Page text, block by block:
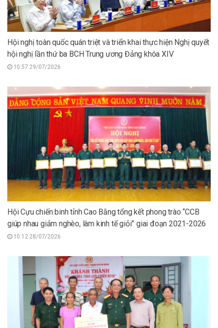
Hội nghị toàn quốc quán triệt và triển khai thực hiện Nghị quyết
hội nghị lần thứ ba BCH Trung ương Đảng khóa XIV
10:57 29/07/2026
Hội Cựu chiến binh tỉnh Cao Bằng tổng kết phong trào “CCB
giúp nhau giảm nghèo, làm kinh tế giỏi” giai đoạn 2021-2026
10:12 28/07/2026